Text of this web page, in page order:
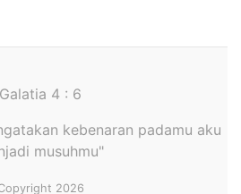
Galatia 4 : 6
kebenaran padamu aku
musuhmu"
2026